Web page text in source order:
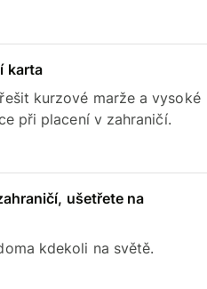
karta
kurzové marže a vysoké
při placení v zahraničí.
ušetřete na
kdekoli na světě.